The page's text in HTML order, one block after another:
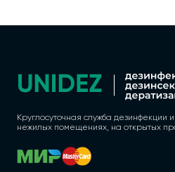
Круглосуточная служба дезинфекции
нежилых помещениях, на открытых